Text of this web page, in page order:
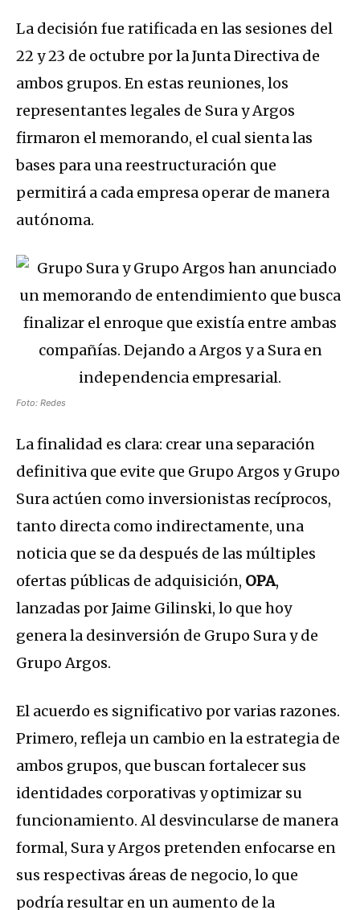
La decisión fue ratificada en las sesiones del
22 y 23 de octubre por la Junta Directiva de
ambos grupos. En estas reuniones, los
representantes legales de Sura y Argos
firmaron el memorando, el cual sienta las
bases para una reestructuración que
permitirá a cada empresa operar de manera
autónoma.
Foto: Redes
La finalidad es clara: crear una separación
definitiva que evite que Grupo Argos y Grupo
Sura actúen como inversionistas recíprocos,
tanto directa como indirectamente, una
noticia que se da después de las múltiples
ofertas públicas de adquisición, OPA,
lanzadas por Jaime Gilinski, lo que hoy
genera la desinversión de Grupo Sura y de
Grupo Argos.
El acuerdo es significativo por varias razones.
Primero, refleja un cambio en la estrategia de
ambos grupos, que buscan fortalecer sus
identidades corporativas y optimizar su
funcionamiento. Al desvincularse de manera
formal, Sura y Argos pretenden enfocarse en
sus respectivas áreas de negocio, lo que
podría resultar en un aumento de la